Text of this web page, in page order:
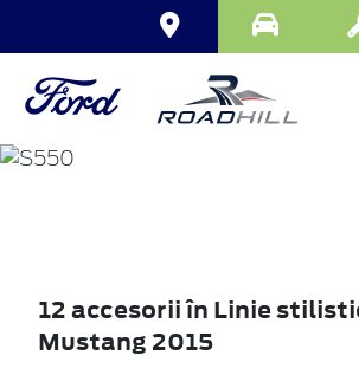
MUSTANG
12 accesorii în Linie
Mustang 2015